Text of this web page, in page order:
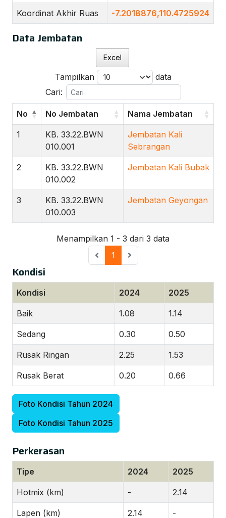
Koordinat Akhir Ruas -7.2018876,110.4725924
Data Jembatan
Excel
Tampilkan
data
Cari:
No No Jembatan Nama Jembatan
1
KB. 33.22.BWN
010.001
Jembatan Kali
Sebrangan
2
KB. 33.22.BWN
010.002
Jembatan Kali Bubak
3
KB. 33.22.BWN
010.003
Jembatan Geyongan
Menampilkan 1 - 3 dari 3 data
1
Kondisi
Kondisi 2024 2025
Baik 1.08 1.14
Sedang 0.30 0.50
Rusak Ringan 2.25 1.53
Rusak Berat 0.20 0.66
Foto Kondisi Tahun 2024
Foto Kondisi Tahun 2025
Perkerasan
Tipe 2024 2025
Hotmix (km) - 2.14
Lapen (km) 2.14 -